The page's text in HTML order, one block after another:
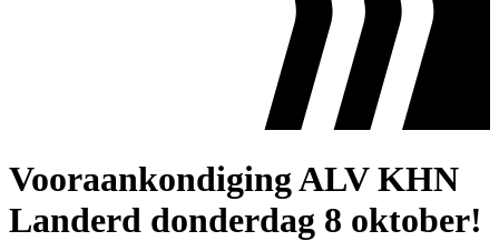
Vooraankondiging ALV KHN
Landerd donderdag 8 oktober!